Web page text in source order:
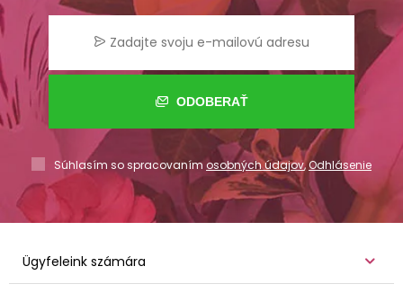
ODOBERAŤ
Súhlasím so spracovaním osobných údajov,Odhlásenie
Ügyfeleink számára